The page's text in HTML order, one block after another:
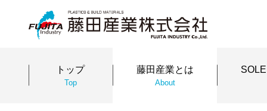
トップ
Top
藤田産業とは
About